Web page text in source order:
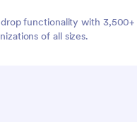
functionality with
of all sizes.